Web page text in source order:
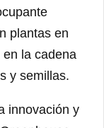
plantas en
la cadena
y semillas.
innovación y